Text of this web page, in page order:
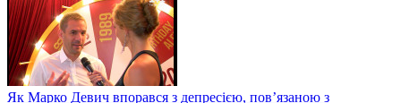
Як Марко Девич впорався з депресією, пов’язаною з